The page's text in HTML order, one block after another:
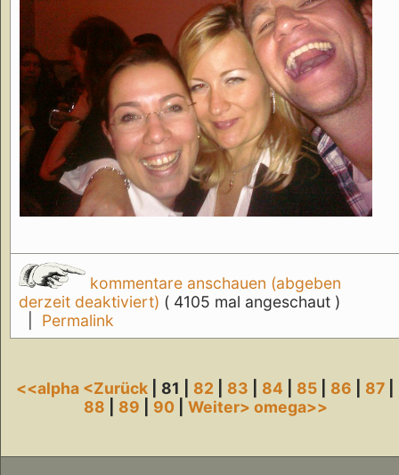
kommentare anschauen (abgeben
derzeit deaktiviert) ( 4105 mal angeschaut )
Permalink
<<alpha <Zurück | 81 | 82 83 84 85 86 87
88
89 90| Weiter> omega>>